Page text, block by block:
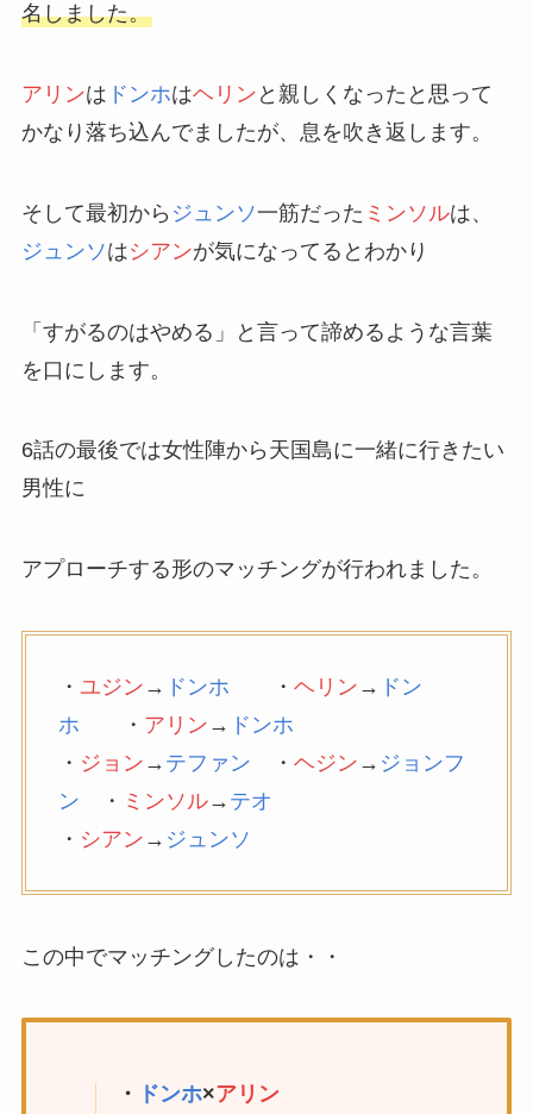
名しました。
アリンは ドンホはヘリン と親しくなったと思って
かなり落ち込んでましたが、息を吹き返します。
そして最初から ジュンソ一筋だった ミンソルは、
ジュンソはシアンが気になってるとわかり
「すがるのはやめる」と言って諦めるような言葉
を口にします。
6話の最後では女性陣から天国島に一緒に行きたい
男性に
アプローチする形のマッチングが行われました。
・ ユジン → ドンホ ・ ヘリン → ドン
ホ
・ アリン → ドンホ
・ ジョン → テファン ・ ヘジン → ジョンフ
ン ・ ミンソル→ テオ
・ シアン → ジュンソ
この中でマッチングしたのは・・
・ ドンホ×アリン